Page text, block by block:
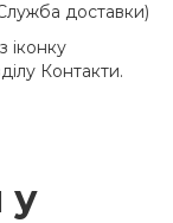
доставки)
іконку
Контакти.
у